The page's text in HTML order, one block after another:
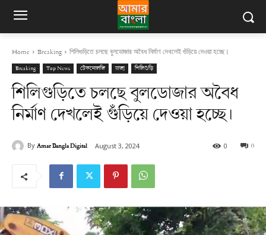
Home Breaking শিলিগুড়িতে চলছে বুলডোজার অবৈধ নির্মাণ দেখলেই গুঁড়িয়ে দেওয়া হচ্ছে।
Breaking Top News টেকনোলজি রাজ্য শিলিগুড়ি
শিলিগুড়িতে চলছে বুলডোজার অবৈধ
নির্মাণ দেখলেই গুঁড়িয়ে দেওয়া হচ্ছে।
By Amar Bangla Digital August 3, 2024 0
0